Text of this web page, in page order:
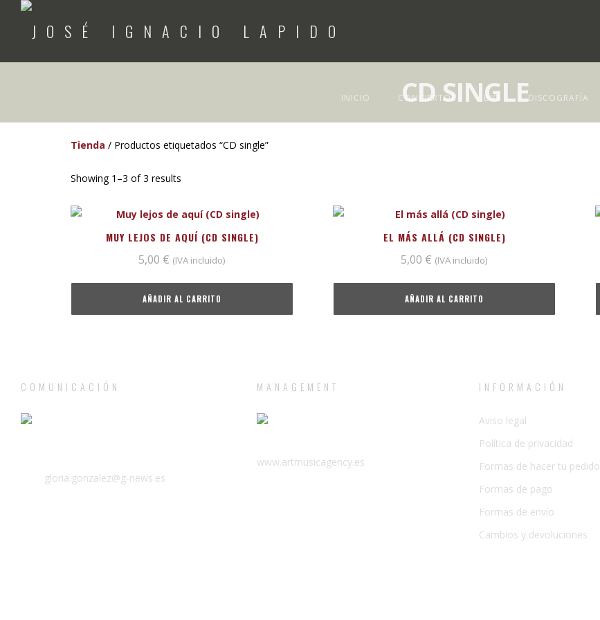
INICIO CONCIERTOS BIO DISCOGRAFÍA
CD SINGLE
Tienda / Productos etiquetados “CD single”
Showing 1–3 of 3 results
MUY LEJOS DE AQUÍ (CD SINGLE)
5,00 € (IVA incluido)
AÑADIR AL CARRITO
EL MÁS ALLÁ (CD SINGLE)
5,00 € (IVA incluido)
AÑADIR AL CARRITO
COMUNICACIÓN
gloria.gonzalez@g-news.es
MANAGEMENT
www.artmusicagency.es
INFORMACIÓN
Aviso legal
Política de privacidad
Formas de hacer tu pedido
Formas de pago
Formas de envío
Cambios y devoluciones